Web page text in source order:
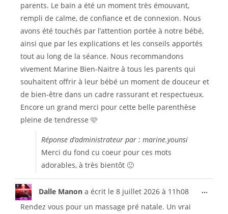
parents. Le bain a été un moment très émouvant,
rempli de calme, de confiance et de connexion. Nous
avons été touchés par l’attention portée à notre bébé,
ainsi que par les explications et les conseils apportés
tout au long de la séance. Nous recommandons
vivement Marine Bien-Naitre à tous les parents qui
souhaitent offrir à leur bébé un moment de douceur et
de bien-être dans un cadre rassurant et respectueux.
Encore un grand merci pour cette belle parenthèse
pleine de tendresse 🩷
Réponse d’administrateur par : marine.younsi
Merci du fond cu coeur pour ces mots
adorables, à très bientôt 🙂
Dalle Manon a écrit le 8 juillet 2026 à 11h08
Rendez vous pour un massage pré natale. Un vrai
...